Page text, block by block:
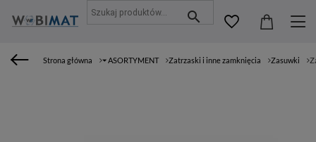
Strona główna ⏷ ASORTYMENT Zatrzaski i inne zamknięcia Zasuwki